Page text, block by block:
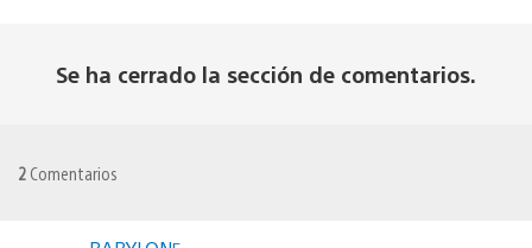
Se ha cerrado la sección de comentarios.
2 Comentarios